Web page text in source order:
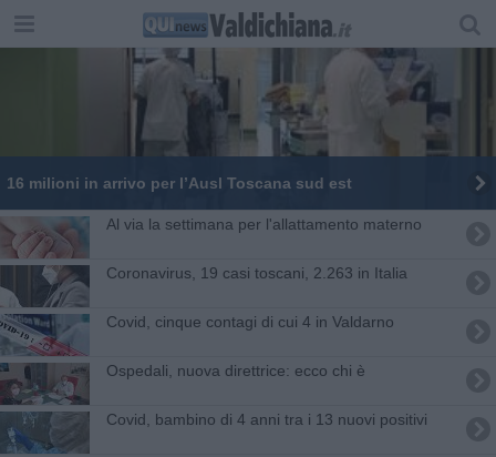
16 milioni in arrivo per l’Ausl Toscana sud est
Al via la settimana per l'allattamento materno
Coronavirus, 19 casi toscani, 2.263 in Italia
Covid, cinque contagi di cui 4 in Valdarno
Ospedali, nuova direttrice: ecco chi è
Covid, bambino di 4 anni tra i 13 nuovi positivi